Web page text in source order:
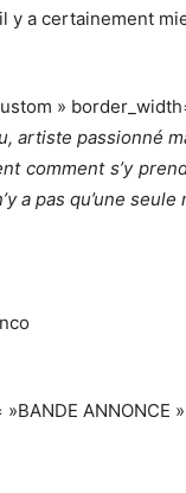
a certainement
»
artiste passionné
comment s’y
a pas qu’une